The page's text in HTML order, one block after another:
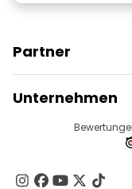
Partner
Anbieter-
Affiliate-
Unternehmen
Reiseziele
Kontakt